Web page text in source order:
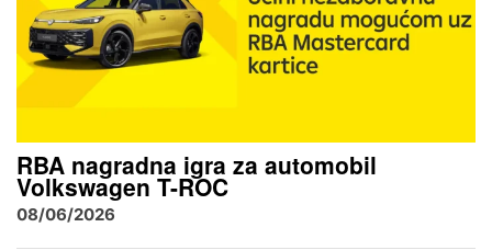
RBA nagradna igra za automobil
Volkswagen T-ROC
08/06/2026